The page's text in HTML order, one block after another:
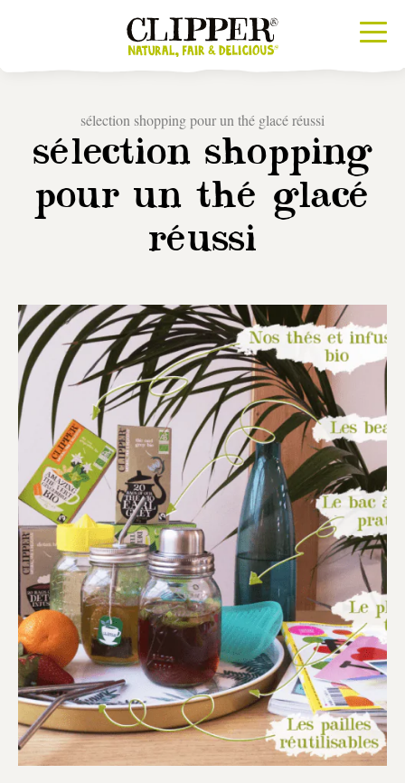
sélection shopping pour un thé glacé réussi
sélection shopping
pour un thé glacé
réussi